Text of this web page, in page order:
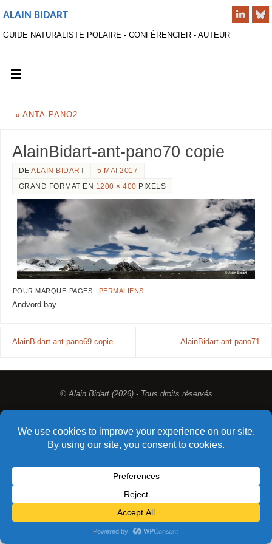
ALAIN BIDART
GUIDE NATURALISTE POLAIRE - CONFÉRENCIER - AUTEUR
« ANTA-PANO2
AlainBidart-ant-pano70 copie
DEALAIN BIDART
5 MAI 2017
GRAND FORMAT EN 1200 × 400 PIXELS
POUR MARQUE-PAGES : PERMALIENS
Andvord bay
AlainBidart-ant-pano69 copie AlainBidart-ant-pano71
© Alain Bidart (2026) - Tous droits réservés